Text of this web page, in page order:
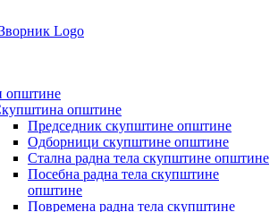
општине
општине
Председник скупштине општине
Одборници скупштине општине
Стална радна тела скупштине општине
Посебна радна тела скупштине
општине
Повремена радна тела скупштине